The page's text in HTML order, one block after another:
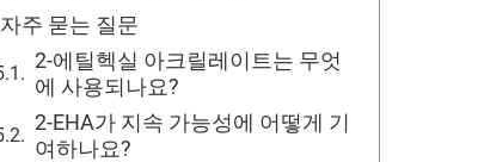
자주 묻는 질문
2-에틸헥실 아크릴레이트는 무엇
에 사용되나요?
2-EHA가 지속 가능성에 어떻게 기
여하나요?